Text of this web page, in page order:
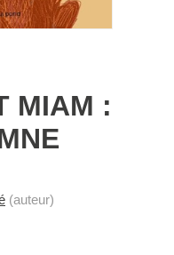
MIAM :
(auteur)